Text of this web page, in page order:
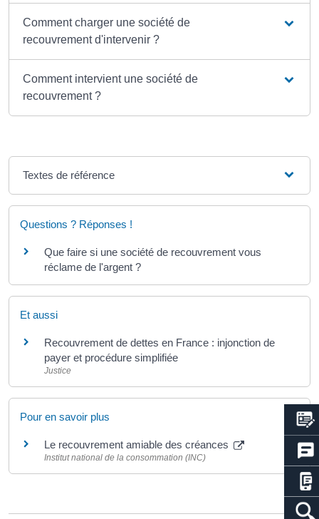
Comment charger une société de
recouvrement d'intervenir ?
Comment intervient une société de
recouvrement ?
Textes de référence
Questions ? Réponses !
Que faire si une société de recouvrement vous
réclame de l'argent ?
Et aussi
Recouvrement de dettes en France : injonction de
payer et procédure simplifiée
Justice
Pour en savoir plus
Le recouvrement amiable des créances
Institut national de la consommation (INC)